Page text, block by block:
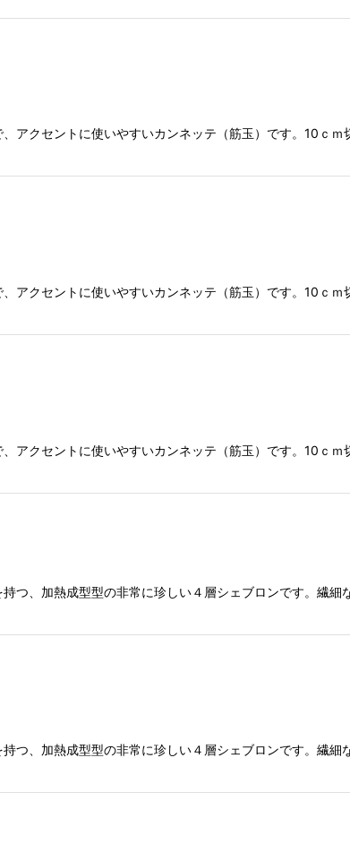
アクセントに使いやすいカンネッテ（筋玉）です。10ｃｍ
アクセントに使いやすいカンネッテ（筋玉）です。10ｃｍ
アクセントに使いやすいカンネッテ（筋玉）です。10ｃｍ
つ、加熱成型型の非常に珍しい４層シェブロンです。繊細
つ、加熱成型型の非常に珍しい４層シェブロンです。繊細